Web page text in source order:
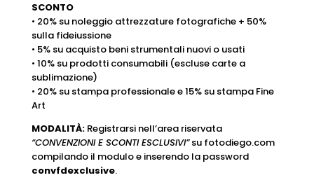
SCONTO
• 20% su noleggio attrezzature fotografiche + 50%
sulla fideiussione
• 5% su acquisto beni strumentali nuovi o usati
• 10% su prodotti consumabili (escluse carte a
sublimazione)
• 20% su stampa professionale e 15% su stampa Fine
Art
MODALITÀ: Registrarsi nell’area riservata
“CONVENZIONI E SCONTI ESCLUSIVI”su fotodiego.com
compilando il modulo e inserendo la password
convfdexclusive.